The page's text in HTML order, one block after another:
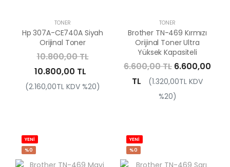
TONER
Hp 307A-CE740A Siyah
Orijinal Toner
10.800,00 TL
10.800,00 TL
(2.160,00TL KDV %20)
TONER
Brother TN-469 Kırmızı
Orijinal Toner Ultra
Yüksek Kapasiteli
6.600,00 TL 6.600,00
TL
(1.320,00TL KDV
%20)
YENİ
%0
YENİ
%0